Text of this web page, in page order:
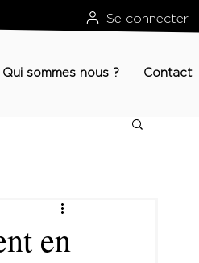
Se connecter
Qui sommes nous ? Contact
en